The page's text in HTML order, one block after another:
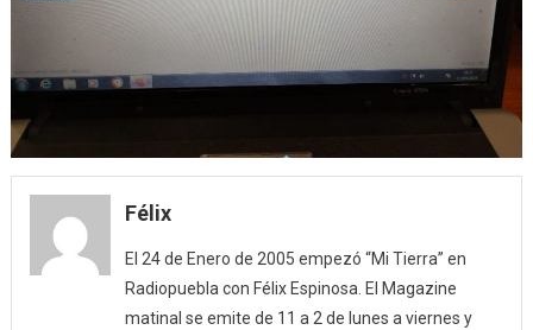
Félix
El 24 de Enero de 2005 empezó “Mi Tierra” en
Radiopuebla con Félix Espinosa. El Magazine
matinal se emite de 11 a 2 de lunes a viernes y